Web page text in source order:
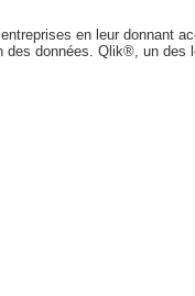
en leur donnant
données. Qlik®, un des